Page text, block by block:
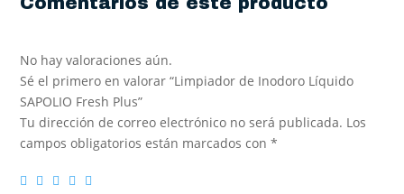
No hay valoraciones aún.
Sé el primero en valorar “Limpiador de Inodoro Líquido
SAPOLIO Fresh Plus”
Tu dirección de correo electrónico no será publicada. Los
campos obligatorios están marcados con*